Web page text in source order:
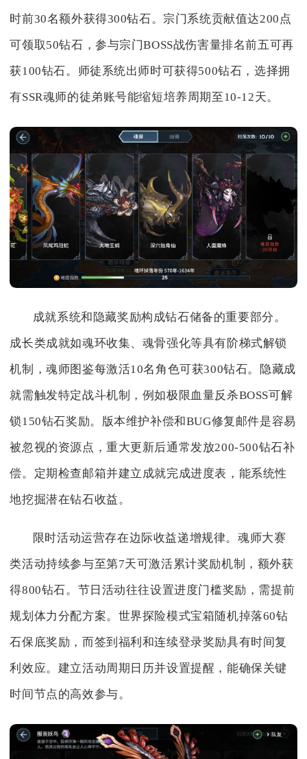
时前30名额外获得300钻石。宗门系统贡献值达200点
可领取50钻石，参与宗门BOSS战伤害量排名前五可再
获100钻石。师徒系统出师时可获得500钻石，选择拥
有SSR魂师的徒弟账号能缩短培养周期至10-12天。
成就系统和隐藏奖励构成钻石储备的重要部分。
成长类成就如魂环收集、魂骨强化等具有阶梯式解锁
机制，魂师图鉴每激活10名角色可获300钻石。隐藏成
就需触发特定战斗机制，例如极限血量反杀BOSS可解
锁150钻石奖励。版本维护补偿和BUG修复邮件是容易
被忽视的资源点，重大更新后通常发放200-500钻石补
偿。定期检查邮箱并建立成就完成进度表，能系统性
地挖掘潜在钻石收益。
限时活动运营存在边际收益递增规律。魂师大赛
类活动持续参与至第7天可激活累计奖励机制，额外获
得800钻石。节日活动往往设置进度门槛奖励，需提前
规划体力分配方案。世界探险模式宝箱随机掉落60钻
石保底奖励，而签到福利和连续登录奖励具有时间复
利效应。建立活动周期日历并设置提醒，能确保关键
时间节点的高效参与。